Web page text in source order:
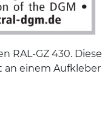
RAL-GZ 430. Diese
an einem Aufkleber